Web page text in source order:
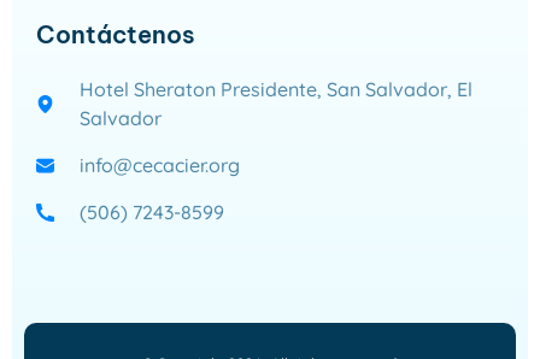
Contáctenos
Hotel Sheraton Presidente, San Salvador, El
Salvador
info@cecacier.org
(506) 7243-8599